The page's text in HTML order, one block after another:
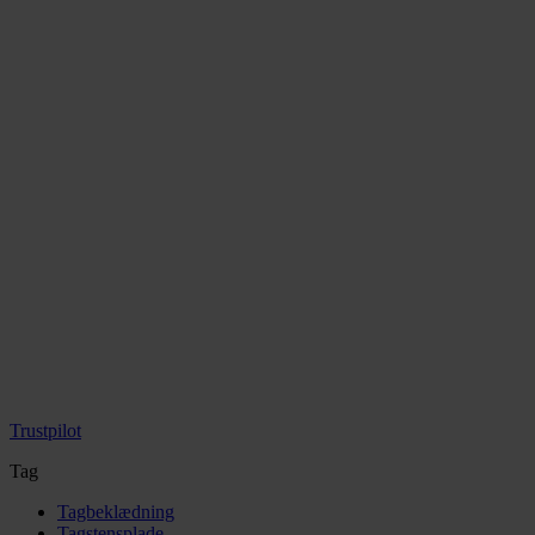
Trustpilot
Tag
Tagbeklædning